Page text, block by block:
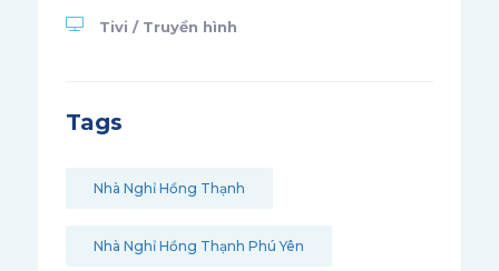
Tivi / Truyền hình
Tags
Nhà Nghỉ Hồng Thạnh
Nhà Nghỉ Hồng Thạnh Phú Yên